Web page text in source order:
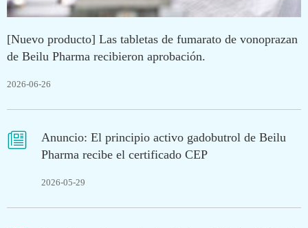
[Nuevo producto] Las tabletas de fumarato de vonoprazan
de Beilu Pharma recibieron aprobación.
2026-06-26

Anuncio: El principio activo gadobutrol de Beilu
Pharma recibe el certificado CEP
2026-05-29